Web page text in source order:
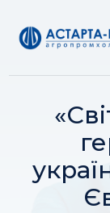
вмісту